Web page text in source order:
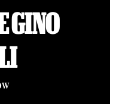
GINO